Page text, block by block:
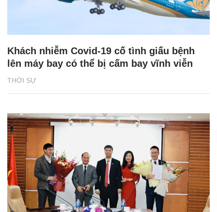
THỜI SỰ
Khách nhiễm Covid-19 cố tình giấu bệnh
lên máy bay có thể bị cấm bay vĩnh viễn